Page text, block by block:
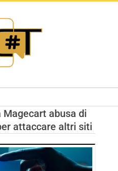
Magecart abusa di
attaccare altri siti